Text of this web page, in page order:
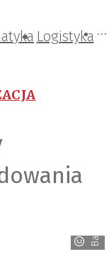
Logistyka
Baumalog